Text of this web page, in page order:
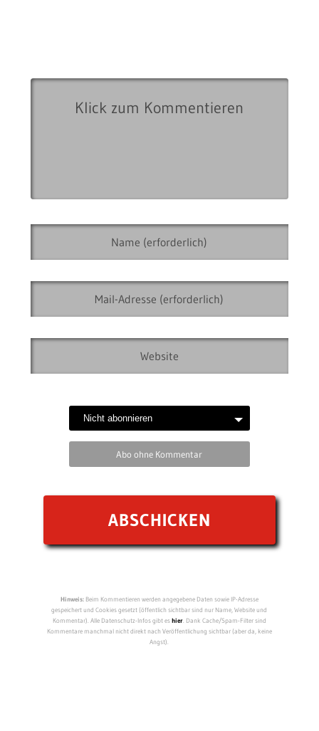
Abo ohne Kommentar
Hinweis:Beim Kommentieren werden angegebene Daten sowie IP-Adresse
gespeichert und Cookies gesetzt (öffentlich sichtbar sind nur Name, Website und
Kommentar). Alle Datenschutz-Infos gibt eshier. Dank Cache/Spam-Filter sind
Kommentare manchmal nicht direkt nach Veröffentlichung sichtbar (aber da, keine
Angst).